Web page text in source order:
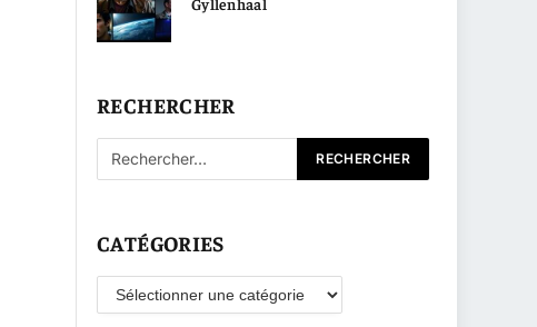
RECHERCHER
CATÉGORIES
Catégories